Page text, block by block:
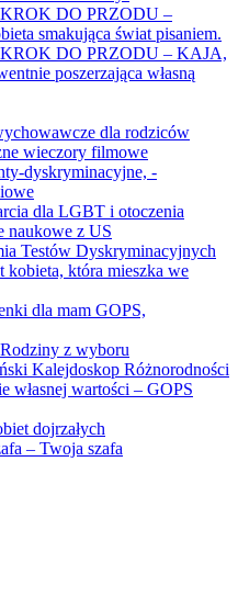
DO PRZODU –
smakująca świat pisaniem.
DO PRZODU – KAJA,
poszerzająca własną
dla rodziców
wieczory filmowe
dyskryminacyjne, -
dla LGBT i otoczenia
naukowe z US
Testów Dyskryminacyjnych
kobieta, która mieszka we
dla mam GOPS,
z wyboru
Kalejdoskop Różnorodności
własnej wartości – GOPS
dojrzałych
– Twoja szafa